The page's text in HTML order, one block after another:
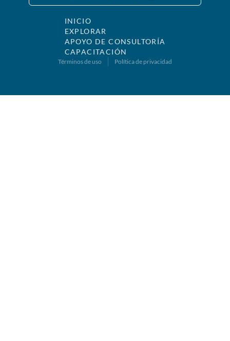
INICIO
EXPLORAR
APOYO DE CONSULTORÍA
CAPACITACIÓN
Términos de uso Política de privacidad